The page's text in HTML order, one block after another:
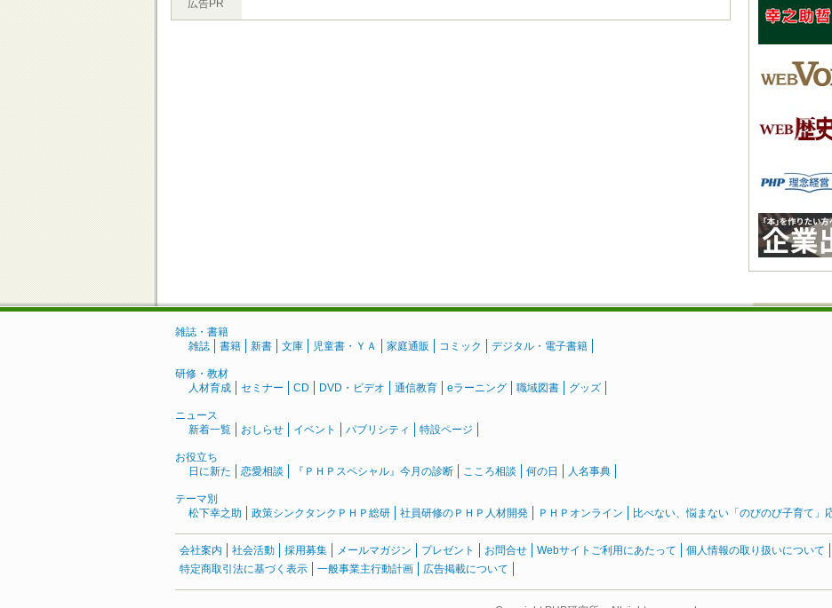
広告PR
雑誌・書籍
雑誌
書籍 新書 文庫 児童書・ＹＡ 家庭通販 コミック デジタル・電子書籍
研修・教材
人材育成
セミナー CD DVD・ビデオ 通信教育 eラーニング 職域図書 グッズ
ニュース
新着一覧
おしらせ イベント パブリシティ 特設ページ
お役立ち
日に新た
恋愛相談 『ＰＨＰスペシャル』今月の診断 こころ相談 何の日 人名事典
テーマ別
松下幸之助
政策シンクタンクＰＨＰ総研 社員研修のＰＨＰ人材開発 ＰＨＰオンライン 比べない、悩まない「のびのび子育て」
会社案内 社会活動 採用募集 メールマガジン プレゼント お問合せ Webサイトご利用にあたって 個人情報の取り扱いについて
特定商取引法に基づく表示
一般事業主行動計画 広告掲載について